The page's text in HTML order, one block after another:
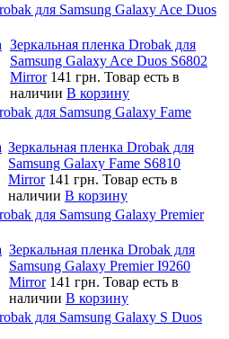
для Samsung Galaxy Ace Duos
Зеркальная пленка Drobak для
Samsung Galaxy Ace Duos S6802
Mirror 141 грн. Товар есть в
наличии В корзину
для Samsung Galaxy Fame
Зеркальная пленка Drobak для
Samsung Galaxy Fame S6810
Mirror 141 грн. Товар есть в
наличии В корзину
для Samsung Galaxy Premier
Зеркальная пленка Drobak для
Samsung Galaxy Premier I9260
Mirror 141 грн. Товар есть в
наличии В корзину
для Samsung Galaxy S Duos